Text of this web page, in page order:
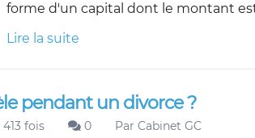
forme d'un capital dont le montant
Lire la suite
pendant un divorce ?
fois 0 Par Cabinet GC